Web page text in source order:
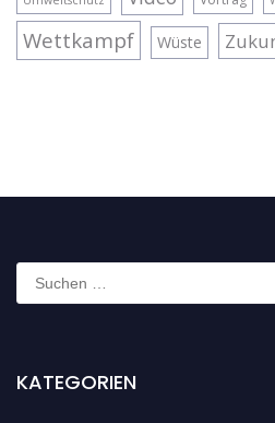
Wettkampf Wüste
Suchen
nach:
KATEGORIEN